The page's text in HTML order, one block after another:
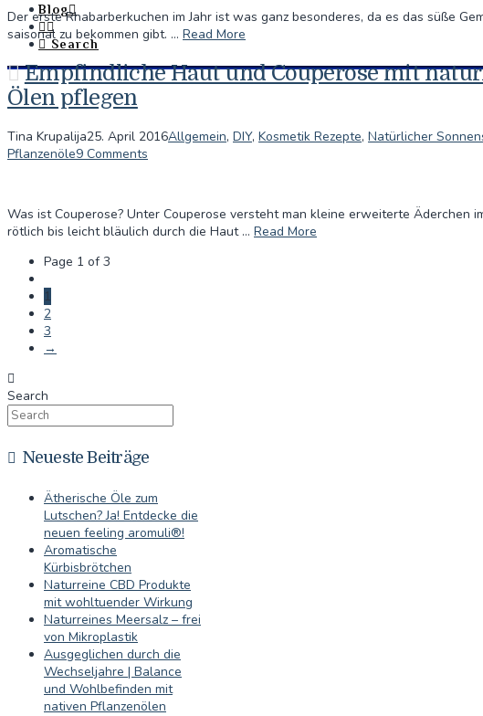
Blog
Search
Der erste Rhabarberkuchen im Jahr ist was ganz besonderes, da es das süße
saisonal zu bekommen gibt. … Read More
Empfindliche Haut und Couperose mit
Ölen pflegen
Tina Krupalija25. April 2016Allgemein, DIY, Kosmetik Rezepte, Natürlicher
Pflanzenöle9 Comments
Was ist Couperose? Unter Couperose versteht man kleine erweiterte Äderchen
rötlich bis leicht bläulich durch die Haut … Read More
Page 1 of 3
1
2
3
→
Search
Neueste Beiträge
Ätherische Öle zum
Lutschen? Ja! Entdecke die
neuen feeling aromuli®!
Aromatische
Kürbisbrötchen
Naturreine CBD Produkte
mit wohltuender Wirkung
Naturreines Meersalz – frei
von Mikroplastik
Ausgeglichen durch die
Wechseljahre | Balance
und Wohlbefinden mit
nativen Pflanzenölen